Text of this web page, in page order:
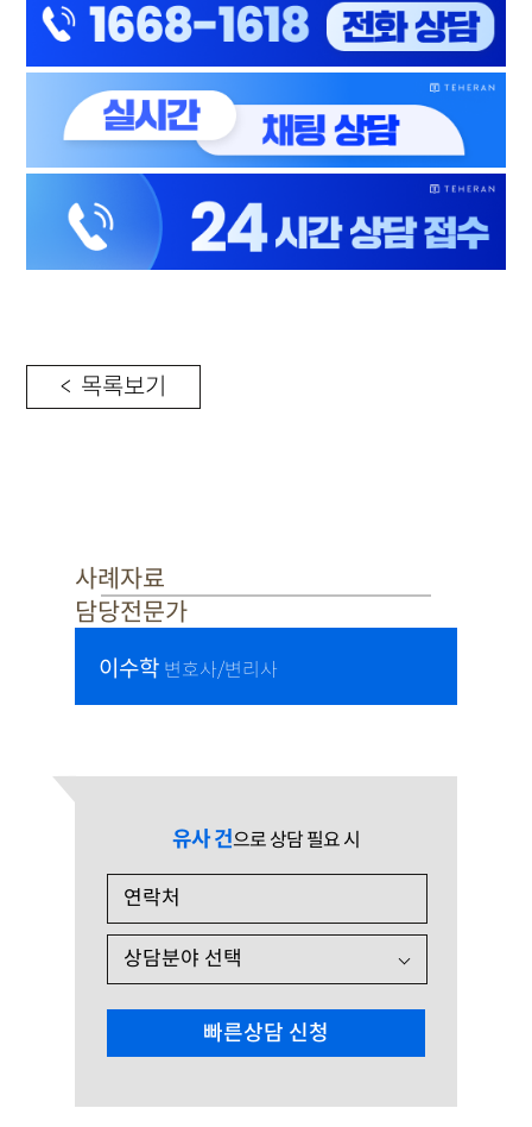
< 목록보기
사례자료
담당전문가
이수학 변호사/변리사
유사 건으로 상담 필요 시